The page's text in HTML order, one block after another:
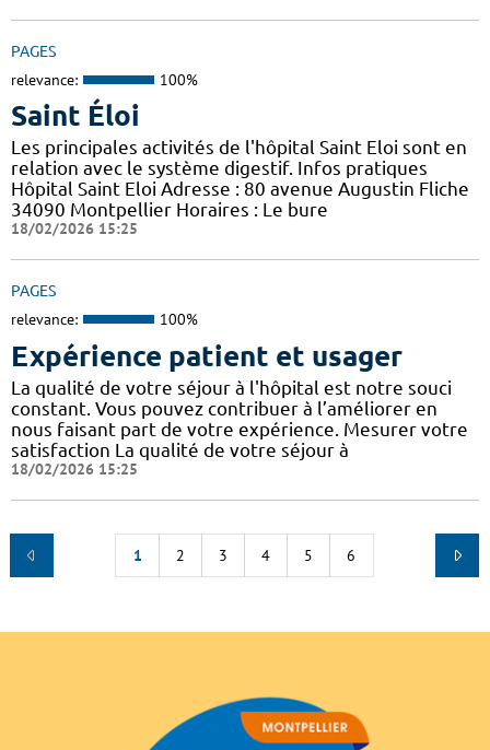
PAGES
relevance: 100%
Saint Éloi
Les principales activités de l'hôpital Saint Eloi sont en
relation avec le système digestif. Infos pratiques
Hôpital Saint Eloi Adresse : 80 avenue Augustin Fliche
34090 Montpellier Horaires : Le bure
18/02/2026 15:25
PAGES
relevance: 100%
Expérience patient et usager
La qualité de votre séjour à l'hôpital est notre souci
constant. Vous pouvez contribuer à l’améliorer en
nous faisant part de votre expérience. Mesurer votre
satisfaction La qualité de votre séjour à
18/02/2026 15:25
1 2 3 4 5 6